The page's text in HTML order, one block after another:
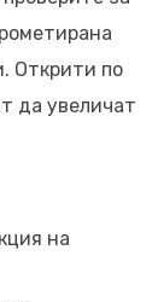
Открити по
да увеличат
на